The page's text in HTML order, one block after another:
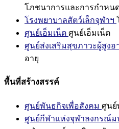
โภชนาการและการกำหน
โรงพยาบาลสัตว์เล็กจุฬาฯ
ศูนย์เอ็มเน็ต ศูนย์เอ็มเน็ต
ศูนย์ส่งเสริมสุขภาวะผู้สูงอ
อายุ
พื้นที่สร้างสรรค์
ศูนย์พันธกิจเพื่อสังคม ศูนย์
ศูนย์กีฬาแห่งจุฬาลงกรณ์ม